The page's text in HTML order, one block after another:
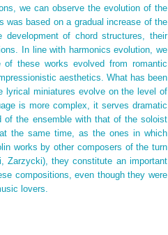
we can observe the evolution of the
was based on a gradual increase of the
of chord structures, their
In line with harmonics evolution, we
these works evolved from romantic
aesthetics. What has been
lyrical miniatures evolve on the level of
is more complex, it serves dramatic
of the ensemble with that of the soloist
the same time, as the ones in which
works by other composers of the turn
Zarzycki), they constitute an important
compositions, even though they were
lovers.